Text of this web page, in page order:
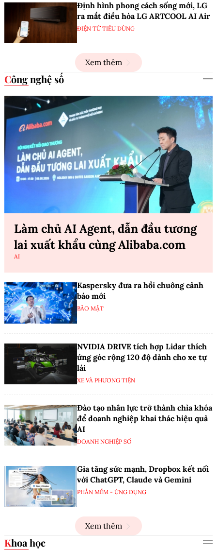
Định hình phong cách sống mới, LG
ra mắt điều hòa LG ARTCOOL AI Air
ĐIỆN TỬ TIÊU DÙNG
Xem thêm
Công nghệ số
Làm chủ AI Agent, dẫn đầu tương
lai xuất khẩu cùng Alibaba.com
AI
Kaspersky đưa ra hồi chuông cảnh
báo mới
BẢO MẬT
NVIDIA DRIVE tích hợp Lidar thích
ứng góc rộng 120 độ dành cho xe tự
lái
XE VÀ PHƯƠNG TIỆN
Đào tạo nhân lực trở thành chìa khóa
để doanh nghiệp khai thác hiệu quả
AI
DOANH NGHIỆP SỐ
Gia tăng sức mạnh, Dropbox kết nối
với ChatGPT, Claude và Gemini
PHẦN MỀM - ỨNG DỤNG
Xem thêm
Khoa học